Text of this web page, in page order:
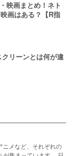
映画まとめ！ネト
画はある？【R指
リーンとは何が違
ニメなど、それぞれの